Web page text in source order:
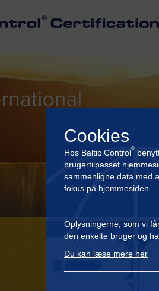
Cookies
Hos Baltic Control®
brugertilpasset
sammenligne data med
fokus på hjemmesiden.
Oplysningerne, som vi
den enkelte bruger og
Du kan læse mere her